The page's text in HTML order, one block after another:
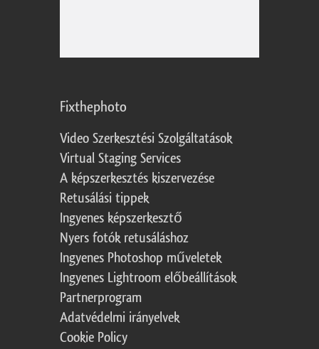
Fixthephoto
Video Szerkesztési Szolgáltatások
Virtual Staging Services
A képszerkesztés kiszervezése
Retusálási tippek
Ingyenes képszerkesztő
Nyers fotók retusáláshoz
Ingyenes Photoshop műveletek
Ingyenes Lightroom előbeállítások
Partnerprogram
Adatvédelmi irányelvek
Cookie Policy